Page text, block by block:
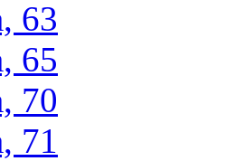
63
65
70
71